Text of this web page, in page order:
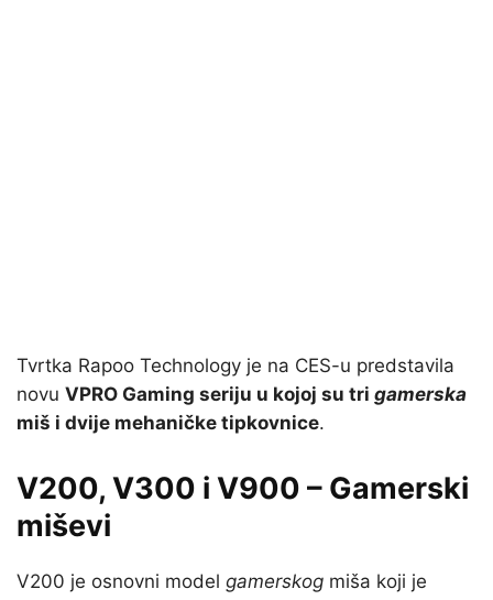
Tvrtka Rapoo Technology je na CES-u predstavila
novu VPRO Gaming seriju u kojoj su tri gamerska
miš i dvije mehaničke tipkovnice.
V200, V300 i V900 – Gamerski
miševi
V200 je osnovni model gamerskog miša koji je